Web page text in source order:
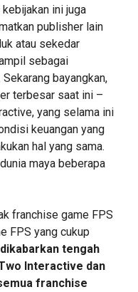
ini juga
publisher lain
atau sekedar
sebagai
bayangkan,
terbesar saat ini –
yang selama ini
keuangan yang
hal yang sama.
maya beberapa
franchise game FPS
FPS yang cukup
dikabarkan tengah
Interactive dan
franchise